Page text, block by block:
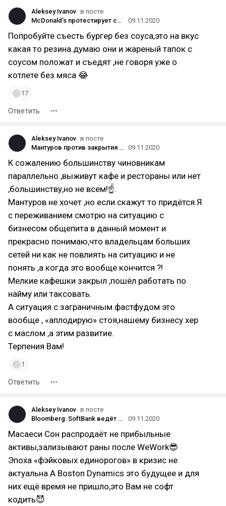
Aleksey Ivanov в посте
McDonald’s протестирует собственный бургер без мяса McPlant
09.11.2020
Попробуйте съесть бургер без соуса,это на вкус
какая то резина.думаю они и жареный тапок с
соусом положат и съедят ,не говоря уже о
котлете без мяса 😂
17
Ответить
Aleksey Ivanov в посте
Мантуров против закрытия общепита. Почему это важно 09.11.2020
К сожалению большинству чиновникам
параллельно ,выживут кафе и рестораны или нет
,большинству,но не всем!☝️.
Мантуров не хочет ,но если скажут то придётся.Я
с переживанием смотрю на ситуацию с
бизнесом общепита в данный момент и
прекрасно понимаю,что владельцам больших
сетей ни как не повлиять на ситуацию и не
понять ,а когда это вообще кончится ?!
Мелкие кафешки закрыл ,пошёл работать по
найму или таксовать.
А ситуация с заграничным фастфудом это
вообще , «аплодирую» стоя,нашему бизнесу хер
с маслом ,а этим развитие.
Терпения Вам!
1
Ответить
Aleksey Ivanov в посте
Bloomberg: SoftBank ведёт переговоры о продаже Boston Dynamics южнокорейской Hyundai
09.11.2020
Масаеси Сон распродаёт не прибыльные
активы,зализывают раны после WeWork😎
Эпоха «фэйковых единорогов» в кризис не
актуальна.А Boston Dynamics это будущее и для
них ещё время не пришло,это Вам не софт
кодить😈